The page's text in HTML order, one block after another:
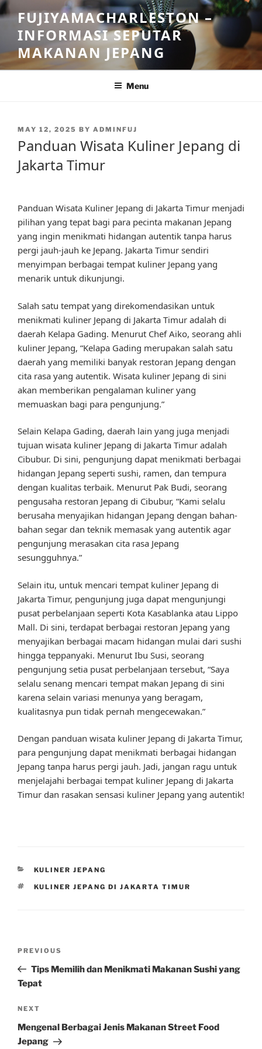
Skip
to
content
FUJIYAMACHARLESTON –
INFORMASI SEPUTAR
MAKANAN JEPANG
Menu
POSTED
MAY 12, 2025 BY ADMINFUJ
Panduan Wisata Kuliner Jepang di
Jakarta Timur
Panduan Wisata Kuliner Jepang di Jakarta Timur menjadi
pilihan yang tepat bagi para pecinta makanan Jepang
yang ingin menikmati hidangan autentik tanpa harus
pergi jauh-jauh ke Jepang. Jakarta Timur sendiri
menyimpan berbagai tempat kuliner Jepang yang
menarik untuk dikunjungi.
Salah satu tempat yang direkomendasikan untuk
menikmati kuliner Jepang di Jakarta Timur adalah di
daerah Kelapa Gading. Menurut Chef Aiko, seorang ahli
kuliner Jepang, “Kelapa Gading merupakan salah satu
daerah yang memiliki banyak restoran Jepang dengan
cita rasa yang autentik. Wisata kuliner Jepang di sini
akan memberikan pengalaman kuliner yang
memuaskan bagi para pengunjung.”
Selain Kelapa Gading, daerah lain yang juga menjadi
tujuan wisata kuliner Jepang di Jakarta Timur adalah
Cibubur. Di sini, pengunjung dapat menikmati berbagai
hidangan Jepang seperti sushi, ramen, dan tempura
dengan kualitas terbaik. Menurut Pak Budi, seorang
pengusaha restoran Jepang di Cibubur, “Kami selalu
berusaha menyajikan hidangan Jepang dengan bahan-
bahan segar dan teknik memasak yang autentik agar
pengunjung merasakan cita rasa Jepang
sesungguhnya.”
Selain itu, untuk mencari tempat kuliner Jepang di
Jakarta Timur, pengunjung juga dapat mengunjungi
pusat perbelanjaan seperti Kota Kasablanka atau Lippo
Mall. Di sini, terdapat berbagai restoran Jepang yang
menyajikan berbagai macam hidangan mulai dari sushi
hingga teppanyaki. Menurut Ibu Susi, seorang
pengunjung setia pusat perbelanjaan tersebut, “Saya
selalu senang mencari tempat makan Jepang di sini
karena selain variasi menunya yang beragam,
kualitasnya pun tidak pernah mengecewakan.”
Dengan panduan wisata kuliner Jepang di Jakarta Timur,
para pengunjung dapat menikmati berbagai hidangan
Jepang tanpa harus pergi jauh. Jadi, jangan ragu untuk
menjelajahi berbagai tempat kuliner Jepang di Jakarta
Timur dan rasakan sensasi kuliner Jepang yang autentik!
CATEGORIES
KULINER JEPANG
TAGS
KULINER JEPANG DI JAKARTA TIMUR
Previous
Post
PREVIOUS
Tips Memilih dan Menikmati Makanan Sushi yang
Tepat
Next
Post
NEXT
Mengenal Berbagai Jenis Makanan Street Food
Jepang